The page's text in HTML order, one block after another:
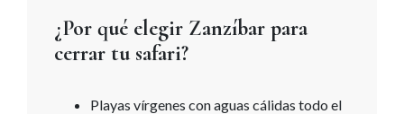
¿Por qué elegir Zanzíbar para
cerrar tu safari?
Playas vírgenes con aguas cálidas todo el